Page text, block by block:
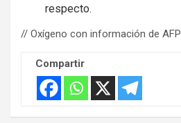
respecto.
// Oxígeno con información de AFP
Compartir